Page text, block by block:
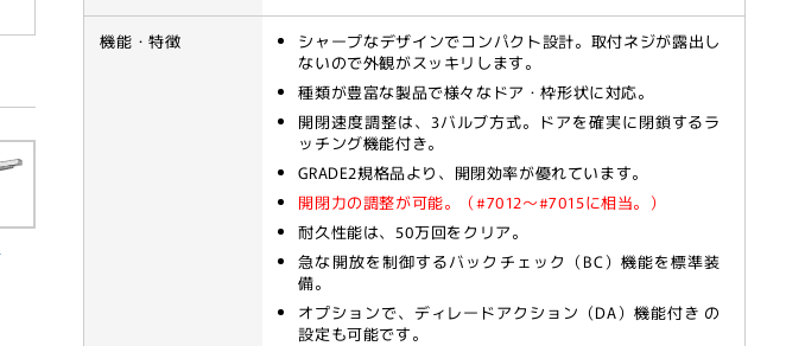
レ
GRADE1・
機能・特徴
シャープなデザインでコンパクト設計。取付ネジが露出し
ないので外観がスッキリします。
種類が豊富な製品で様々なドア・枠形状に対応。
開閉速度調整は、3バルブ方式。ドアを確実に閉鎖するラ
ッチング機能付き。
GRADE2規格品より、開閉効率が優れています。
開閉力の調整が可能。（#7012～#7015に相当。）
耐久性能は、50万回をクリア。
急な開放を制御するバックチェック（BC）機能を標準装
備。
オプションで、ディレードアクション（DA）機能付き の
設定も可能です。